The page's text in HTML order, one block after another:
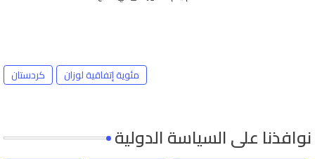
كردستان مئوية إتفاقية لوزان
نوافذنا على السياسة الدولية